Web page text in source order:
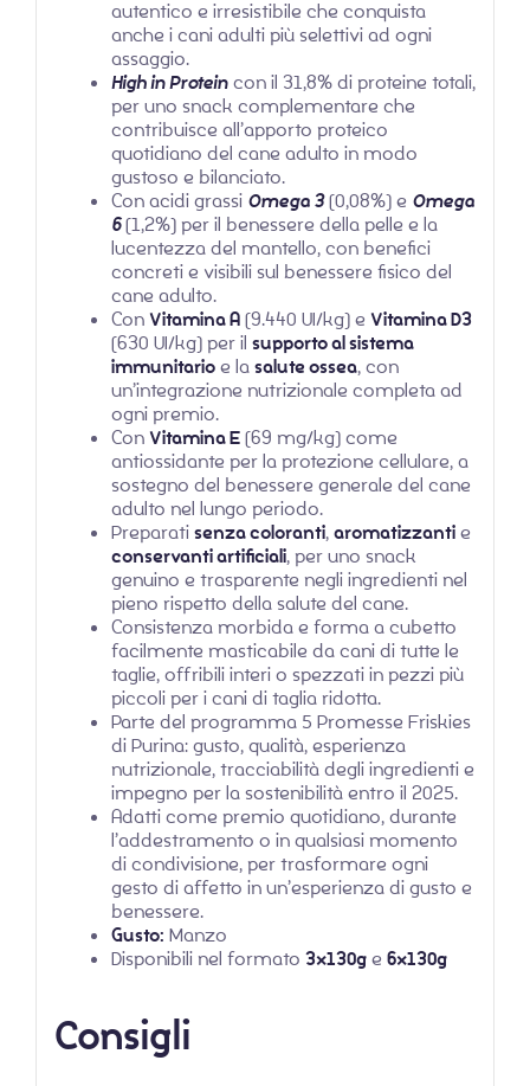
autentico e irresistibile che conquista
anche i cani adulti più selettivi ad ogni
assaggio.
High in Proteincon il 31,8% di proteine totali,
per uno snack complementare che
contribuisce all’apporto proteico
quotidiano del cane adulto in modo
gustoso e bilanciato.
Con acidi grassi Omega 3(0,08%) e Omega
6(1,2%) per il benessere della pelle e la
lucentezza del mantello, con benefici
concreti e visibili sul benessere fisico del
cane adulto.
ConVitamina A(9.440 UI/kg) e Vitamina D3
(630 UI/kg) per il supporto al sistema
immunitarioe lasalute ossea, con
un’integrazione nutrizionale completa ad
ogni premio.
ConVitamina E(69 mg/kg) come
antiossidante per la protezione cellulare, a
sostegno del benessere generale del cane
adulto nel lungo periodo.
Preparatisenza coloranti,aromatizzantie
conservanti artificiali, per uno snack
genuino e trasparente negli ingredienti nel
pieno rispetto della salute del cane.
Consistenza morbida e forma a cubetto
facilmente masticabile da cani di tutte le
taglie, offribili interi o spezzati in pezzi più
piccoli per i cani di taglia ridotta.
Parte del programma 5 Promesse Friskies
di Purina: gusto, qualità, esperienza
nutrizionale, tracciabilità degli ingredienti e
impegno per la sostenibilità entro il 2025.
Adatti come premio quotidiano, durante
l’addestramento o in qualsiasi momento
di condivisione, per trasformare ogni
gesto di affetto in un’esperienza di gusto e
benessere.
Gusto: Manzo
Disponibili nel formato 3x130ge 6x130g
Consigli